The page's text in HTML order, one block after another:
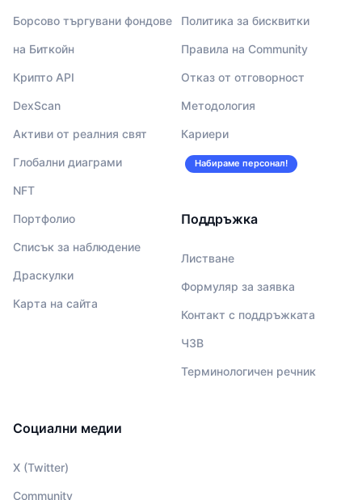
Борсово търгувани фондове
на Биткойн
Крипто API
DexScan
Активи от реалния свят
Глобални диаграми
NFT
Портфолио
Списък за наблюдение
Драскулки
Карта на сайта
Политика за бисквитки
Правила на Community
Отказ от отговорност
Методология
Кариери
Набираме персонал!
Поддръжка
Листване
Формуляр за заявка
Контакт с поддръжката
ЧЗВ
Терминологичен речник
Социални медии
X (Twitter)
Community